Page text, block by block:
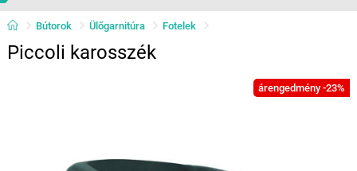
Bútorok Ülőgarnitúra Fotelek
Piccoli karosszék
árengedmény -23%